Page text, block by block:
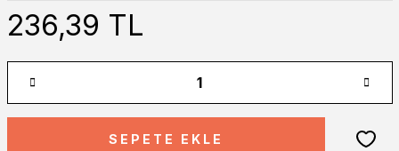
236,39 TL
SEPETE EKLE